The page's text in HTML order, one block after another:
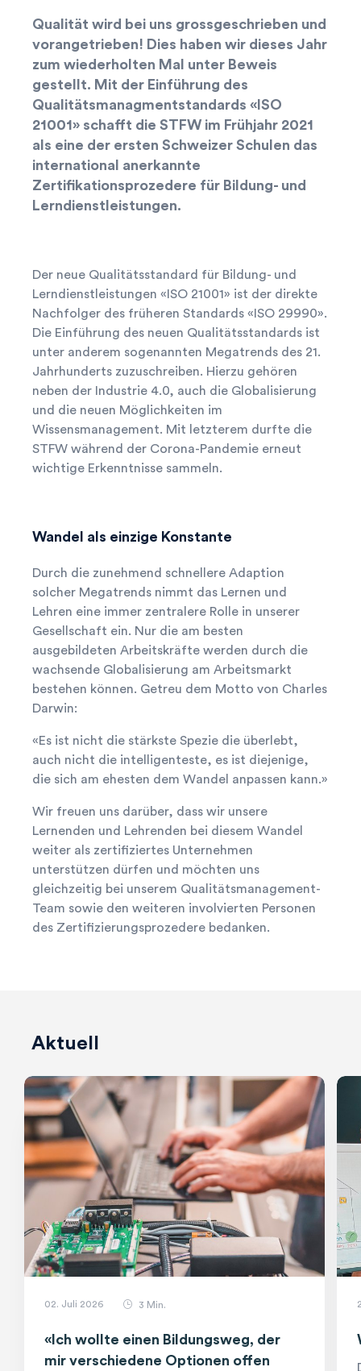
Qualität wird bei uns grossgeschrieben und
vorangetrieben! Dies haben wir dieses Jahr
zum wiederholten Mal unter Beweis
gestellt. Mit der Einführung des
Qualitätsmanagmentstandards «ISO
21001» schafft die STFW im Frühjahr 2021
als eine der ersten Schweizer Schulen das
international anerkannte
Zertifikationsprozedere für Bildung- und
Lerndienstleistungen.
Der neue Qualitätsstandard für Bildung- und
Lerndienstleistungen «ISO 21001» ist der direkte
Nachfolger des früheren Standards «ISO 29990».
Die Einführung des neuen Qualitätsstandards ist
unter anderem sogenannten Megatrends des 21.
Jahrhunderts zuzuschreiben. Hierzu gehören
neben der Industrie 4.0, auch die Globalisierung
und die neuen Möglichkeiten im
Wissensmanagement. Mit letzterem durfte die
STFW während der Corona-Pandemie erneut
wichtige Erkenntnisse sammeln.
Wandel als einzige Konstante
Durch die zunehmend schnellere Adaption
solcher Megatrends nimmt das Lernen und
Lehren eine immer zentralere Rolle in unserer
Gesellschaft ein. Nur die am besten
ausgebildeten Arbeitskräfte werden durch die
wachsende Globalisierung am Arbeitsmarkt
bestehen können. Getreu dem Motto von Charles
Darwin:
«Es ist nicht die stärkste Spezie die überlebt,
auch nicht die intelligenteste, es ist diejenige,
die sich am ehesten dem Wandel anpassen kann.»
Wir freuen uns darüber, dass wir unsere
Lernenden und Lehrenden bei diesem Wandel
weiter als zertifiziertes Unternehmen
unterstützen dürfen und möchten uns
gleichzeitig bei unserem Qualitätsmanagement-
Team sowie den weiteren involvierten Personen
des Zertifizierungsprozedere bedanken.
Aktuell
02. Juli 2026 clock 3 Min.
«Ich wollte einen Bildungsweg, der
mir verschiedene Optionen offen
Ihre Suche...